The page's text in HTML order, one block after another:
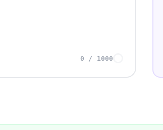
0 / 1000